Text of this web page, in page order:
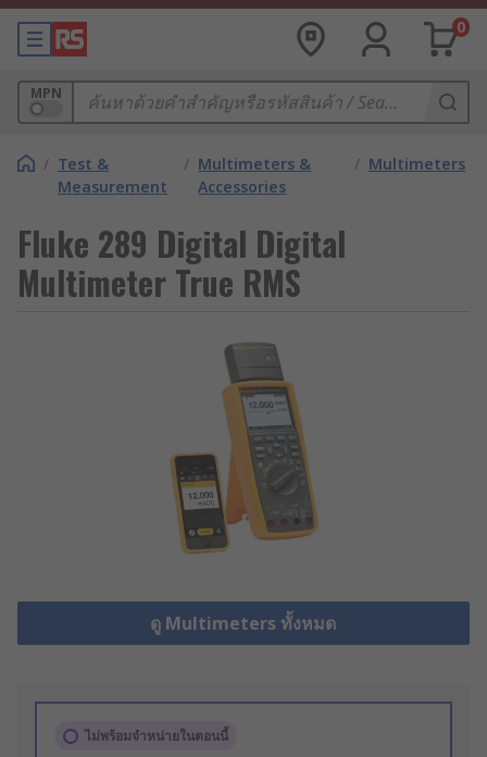
0
MPN
/ Test &
Measurement
/ Multimeters &
Accessories
/ Multimeters
Fluke 289 Digital Digital
Multimeter True RMS
ดู Multimeters ทั้งหมด
ไม่พร้อมจำหน่ายในตอนนี้